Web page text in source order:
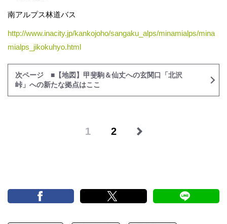
南アルプス林道バス
http://www.inacity.jp/kankojoho/sangaku_alps/minamialps/mina
mialps_jikokuhyo.html
次ページ ■【地図】甲斐駒＆仙丈への玄関口「北沢
峠」への新たな拠点はここ
1 2